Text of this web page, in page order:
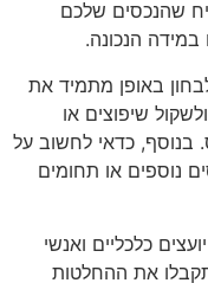
שהנכסים שלכם
הנכונה.
באופן מתמיד את
שיפוצים או
בנוסף, כדאי לחשוב על
נוספים או תחומים
כלכליים ואנשי
את ההחלטות